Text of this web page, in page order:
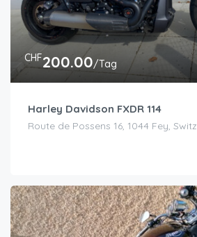
CHF200.00/Tag
Harley Davidson FXDR 114
Route de Possens 16, 1044 Fey,